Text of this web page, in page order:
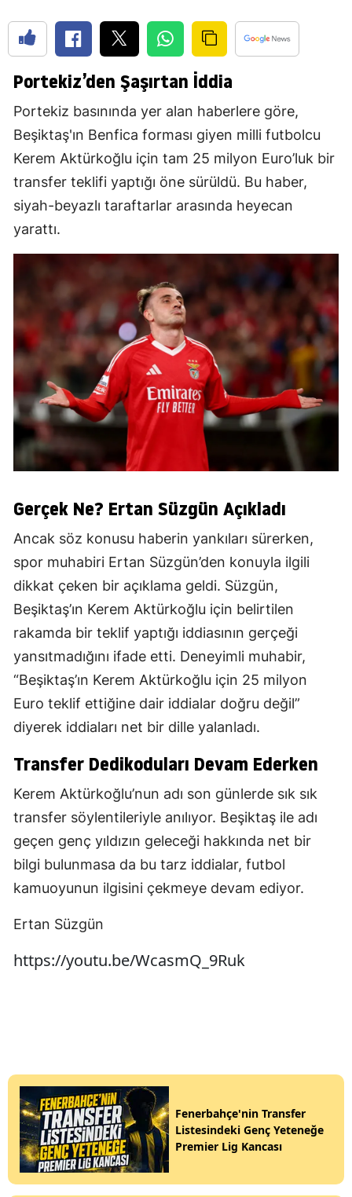
Portekiz’den Şaşırtan İddia
Portekiz basınında yer alan haberlere göre,
Beşiktaş'ın Benfica forması giyen milli futbolcu
Kerem Aktürkoğlu için tam 25 milyon Euro’luk bir
transfer teklifi yaptığı öne sürüldü. Bu haber,
siyah-beyazlı taraftarlar arasında heyecan
yarattı.
Gerçek Ne? Ertan Süzgün Açıkladı
Ancak söz konusu haberin yankıları sürerken,
spor muhabiri Ertan Süzgün’den konuyla ilgili
dikkat çeken bir açıklama geldi. Süzgün,
Beşiktaş’ın Kerem Aktürkoğlu için belirtilen
rakamda bir teklif yaptığı iddiasının gerçeği
yansıtmadığını ifade etti. Deneyimli muhabir,
“Beşiktaş’ın Kerem Aktürkoğlu için 25 milyon
Euro teklif ettiğine dair iddialar doğru değil”
diyerek iddiaları net bir dille yalanladı.
Transfer Dedikoduları Devam Ederken
Kerem Aktürkoğlu’nun adı son günlerde sık sık
transfer söylentileriyle anılıyor. Beşiktaş ile adı
geçen genç yıldızın geleceği hakkında net bir
bilgi bulunmasa da bu tarz iddialar, futbol
kamuoyunun ilgisini çekmeye devam ediyor.
Ertan Süzgün
https://youtu.be/WcasmQ_9Ruk
Fenerbahçe'nin Transfer
Listesindeki Genç Yeteneğe
Premier Lig Kancası